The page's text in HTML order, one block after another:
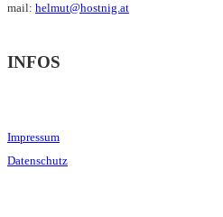
mail: helmut@hostnig.at
INFOS
Impressum
Datenschutz